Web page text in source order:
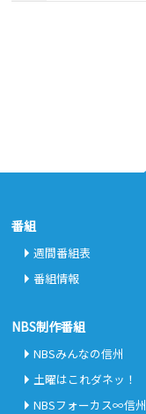
番組
週間番組表
番組情報
NBS制作番組
NBSみんなの信州
土曜はこれダネッ！
NBSフォーカス∞信州